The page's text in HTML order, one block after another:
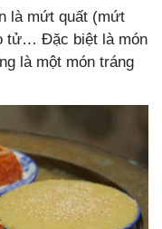
là mứt quất (mứt
tử… Đặc biệt là món
là một món tráng